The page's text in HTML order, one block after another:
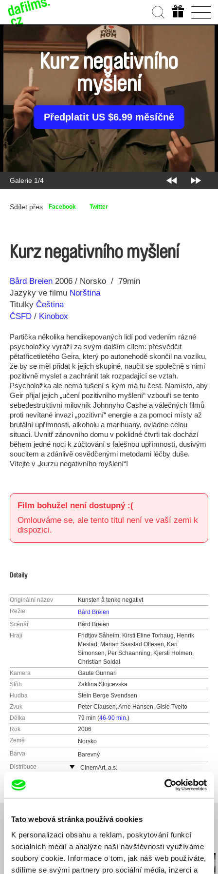
Tato webová stránka používá cookies
K personalizaci obsahu a reklam, poskytování funkcí
sociálních médií a analýze naší návštěvnosti využíváme
soubory cookie. Informace o tom, jak náš web používáte,
sdílíme se svými partnery pro sociální média, inzerci a
Galerie 2/4
Kurz negativního
myšlení
Předplatit US $6.99 měsíčně
Sdílet přes Facebook Twitter
Kurz negativního myšlení
Režie
Bård Breien
Rok 2006 Norsko
79min
Jazyky ve filmu Norština
Titulky Čeština
ČSFD / Kinobox
Partička několika hendikepovaných lidí pod vedením rázné
psycholožky vyráží za svým dalším cílem: přesvědčit
pětatřicetiletého Geira, který po autonehodě skončil na vozíku,
že by se měl přidat k jejich skupině, naučit se společně s nimi
pozitivně myslet a zachránit tak rozpadající se vztah.
Psycholožka ale nemá tušení s kým má tu čest. Namísto, aby
Geir přijal jejich „učení pozitivního myšlení“ vzbouří se tento
sebedestruktivní milovník Johnnyho Cashe a válečných filmů
proti nevítané invazi „pozitivní“ energie a za pomoci místy až
brutální upřímnosti, alkoholu a marihuany, ovládne celou
situaci. Uvnitř zánovního domu v poklidné čtvrti tak dochází
během jedné noci k zúčtování s falešnou upřímností, dusivým
soucitem a zdánlivě osvědčenými metodami léčby duše.
Vítejte v „kurzu negativního myšlení“!
Film bohužel není dostupný :(
Omlouváme se, ale tento titul není ve vaší zemi k
dispozici.
Detaily
Originální název
Kunsten å tenke negativt
Režie
Bård Breien
Scénář
Bård Breien
Hrají
Fridtjov Såheim, Kirsti Eline Torhaug, Henrik
Mestad, Marian Saastad Ottesen, Kari
Simonsen, Per Schaanning, Kjersti Holmen,
Christian Soldal
Kamera
Gaute Gunnari
Střih
Zaklina Stojcevska
Hudba
Stein Berge Svendsen
Zvuk
Peter Clausen, Arne Hansen, Gisle Tveito
Délka
79 min (46-90 min.)
Rok
2006
Země
Norsko
Barva
Barevný
Distribuce
CinemArt, a.s.
tel: +420 224 949 110
fax: +420 221 105 220
e-mail:info@cinemart.cz
Související filmy (20)